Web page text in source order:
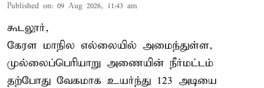
Published on: 09 Aug 2026, 11:43 am
கூடலூர்,
கேரள மாநில எல்லையில் அமைந்துள்ள,
முல்லைப்பெரியாறு அணையின் நீர்மட்டம்
தற்போது வேகமாக உயர்ந்து 123 அடியை